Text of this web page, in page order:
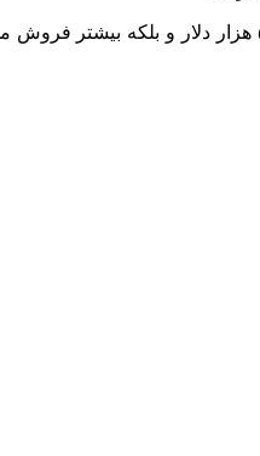
این فعال فناور ادامه داد: در اوایل کرونا در همین کشورهای منطقه قیمت هر دستگاه